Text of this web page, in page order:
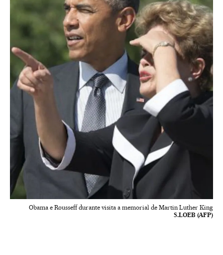
Obama e Rousseff durante visita a memorial de Martin Luther King
S.LOEB (AFP)